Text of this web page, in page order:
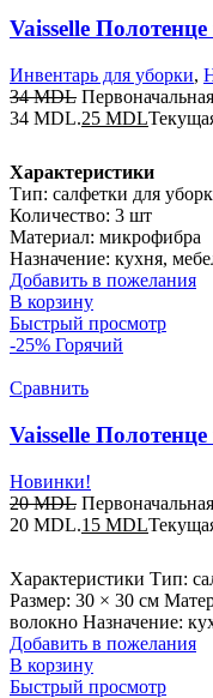
Vaisselle
Инвентарь для уборки,
34MDL
34 MDL.25 MDL
Характеристики
Тип: салфетки для
Количество: 3 шт
Материал: микрофибра
Назначение: кухня,
Добавить в пожелания
В корзину
Быстрый просмотр
-25% Горячий
Сравнить
Vaisselle
Новинки!
20MDL
20 MDL.15 MDL
Характеристики Тип:
Размер: 30 × 30 см
волокно Назначение:
Добавить в пожелания
В корзину
Быстрый просмотр